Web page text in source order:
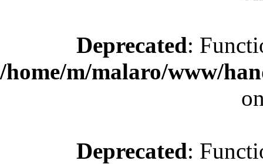
Deprecated:
/home/m/malaro/www/
Deprecated: